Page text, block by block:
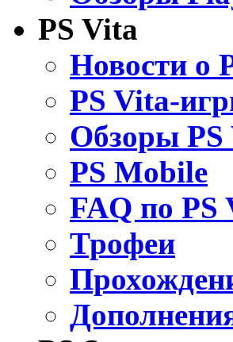
PS Vita
Новости о
PS Vita-
Обзоры PS
PS Mobile
FAQ по PS
Трофеи